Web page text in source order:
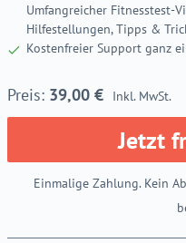
Umfangreicher Fitnesstest-
Hilfestellungen, Tipps &
Kostenfreier Support ganz
39,00 € Inkl. MwSt.
Jetzt
Einmalige Zahlung. Kein